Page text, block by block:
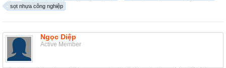
sọt nhựa công nghiệp
Ngọc Diệp
Active Member